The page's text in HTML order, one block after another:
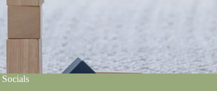
Socials